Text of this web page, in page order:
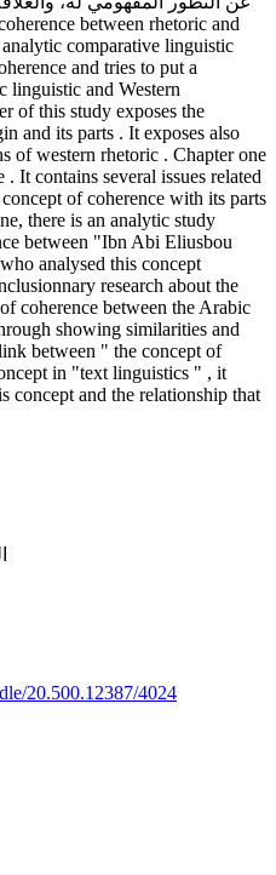
between rhetoric and
comparative linguistic
and tries to put a
linguistic and Western
of this study exposes the
and its parts . It exposes also
of western rhetoric . Chapter one
It contains several issues related
of coherence with its parts
there is an analytic study
between "Ibn Abi Eliusbou
analysed this concept
research about the
coherence between the Arabic
showing similarities and
between " the concept of
in "text linguistics " , it
concept and the relationship that
20.500.12387/4024